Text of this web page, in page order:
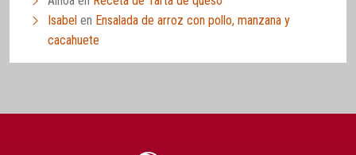
Isabel en Ensalada de arroz con pollo, manzana y
cacahuete